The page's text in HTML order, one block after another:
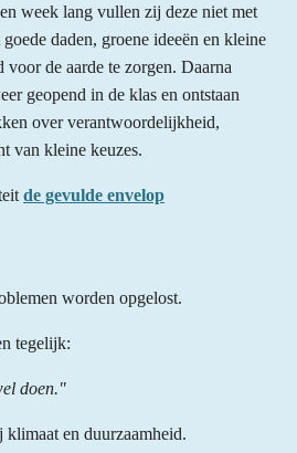
week lang vullen zij deze niet met
daden, groene ideeën en kleine
voor de aarde te zorgen. Daarna
geopend in de klas en ontstaan
over verantwoordelijkheid,
van kleine keuzes.
de gevulde envelop
worden opgelost.
tegelijk:
doen."
en duurzaamheid.